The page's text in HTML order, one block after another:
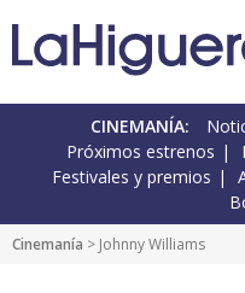
CINEMANÍA:
Próximos estrenos
Festivales y premios
Cinemanía > Johnny Williams